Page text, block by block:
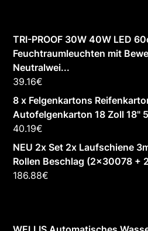
TRI-PROOF 30W 40W LED
Feuchtraumleuchten mit
Neutralwei...
39.16€
8 x Felgenkartons
Autofelgenkarton 18 Zoll 18"
40.19€
NEU 2x Set 2x Laufschiene
Rollen Beschlag (2x30078 +
186.88€